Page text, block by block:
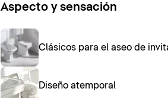
Aspecto y sensación
Clásicos para el aseo de
Diseño atemporal